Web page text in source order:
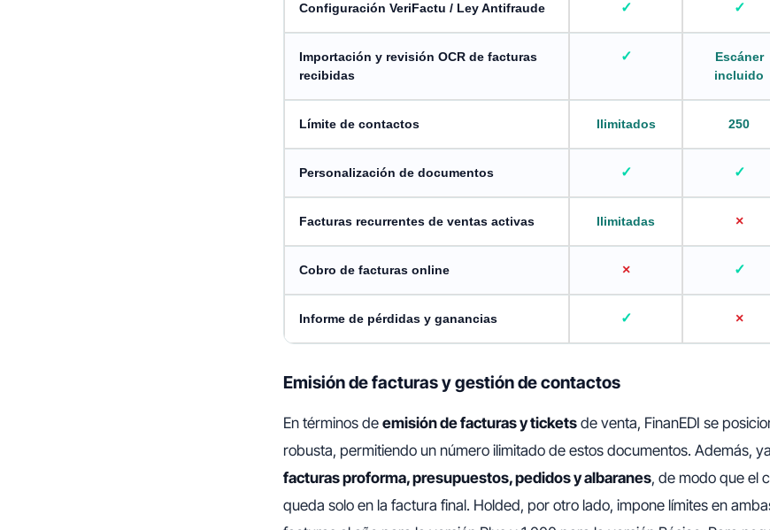
Configuración VeriFactu / Ley Antifraude
Importación y revisión OCR de facturas
recibidas
Escáner
incluido
Límite de contactos Ilimitados 250
Personalización de documentos
Facturas recurrentes de ventas activas Ilimitadas
Cobro de facturas online
Informe de pérdidas y ganancias
Emisión de facturas y gestión de contactos
En términos de emisión de facturas y tickets de venta, FinanEDI se
robusta, permitiendo un número ilimitado de estos documentos. Además,
facturas proforma, presupuestos, pedidos y albaranes, de modo que el
queda solo en la factura final. Holded, por otro lado, impone límites en